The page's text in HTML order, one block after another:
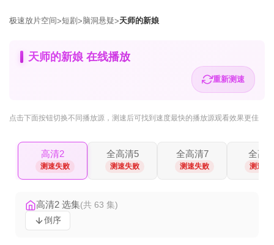
极速放片空间>短剧 >脑洞悬疑>天师的新娘
天师的新娘 在线播放
重新测速
点击下面按钮切换不同播放源 ，测速后可找到速度最快的播放源观看效果更佳
高清2
测速失败
全高清5
测速失败
全高清7
测速失败
全高
测速失
高清2 选集(共 63 集)
倒序